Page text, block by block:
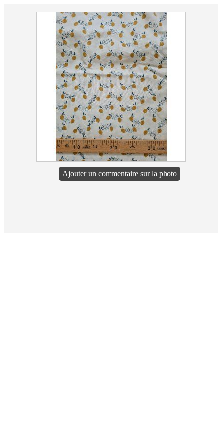
Ajouter un commentaire sur la photo